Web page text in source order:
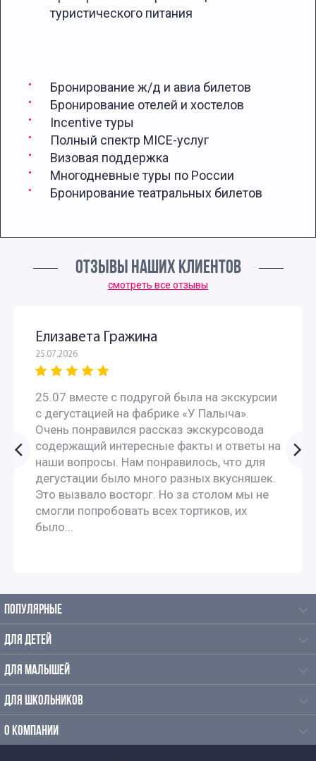
туристического питания
Бронирование ж/д и авиа билетов
Бронирование отелей и хостелов
Incentive туры
Полный спектр MICE-услуг
Визовая поддержка
Многодневные туры по России
Бронирование театральных билетов
ОТЗЫВЫ НАШИХ КЛИЕНТОВ
смотреть все отзывы
Елизавета Гражина
25.07.2026
25.07 вместе с подругой была на экскурсии
с дегустацией на фабрике «У Палыча».
Очень понравился рассказ экскурсовода
содержащий интересные факты и ответы на
наши вопросы. Нам понравилось, что для
дегустации было много разных вкусняшек.
Это вызвало восторг. Но за столом мы не
смогли попробовать всех тортиков, их
было...
ПОПУЛЯРНЫЕ
ДЛЯ ДЕТЕЙ
ДЛЯ МАЛЫШЕЙ
ДЛЯ ШКОЛЬНИКОВ
О КОМПАНИИ